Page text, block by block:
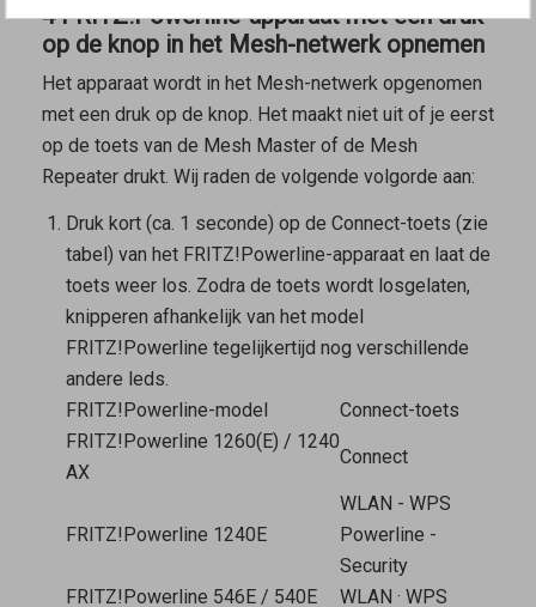
4 FRITZ!Powerline-apparaat met een druk
op de knop in het Mesh-netwerk opnemen
Het apparaat wordt in het Mesh-netwerk opgenomen
met een druk op de knop. Het maakt niet uit of je eerst
op de toets van de Mesh Masterof de Mesh
Repeaterdrukt. Wij raden de volgende volgorde aan:
Druk kort (ca. 1 seconde) op de Connect-toets (zie
tabel) van het FRITZ!Powerline-apparaat en laat de
toets weer los. Zodra de toets wordt losgelaten,
knipperen afhankelijk van het model
FRITZ!Powerline tegelijkertijd nog verschillende
andere leds.
FRITZ!Powerline-model
Connect-toets
FRITZ!Powerline 1260(E) / 1240
AX
Connect
FRITZ!Powerline 1240E
WLAN - WPS
Powerline -
Security
FRITZ!Powerline 546E / 540E
WLAN · WPS